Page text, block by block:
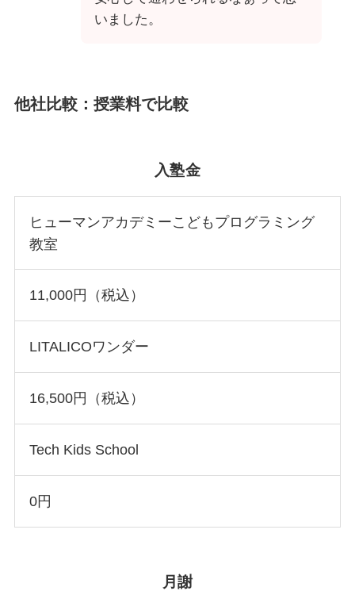
いました。
他社比較：授業料で比較
入塾金
ヒューマンアカデミーこどもプログラミング
教室
11,000円（税込）
LITALICOワンダー
16,500円（税込）
Tech Kids School
0円
月謝